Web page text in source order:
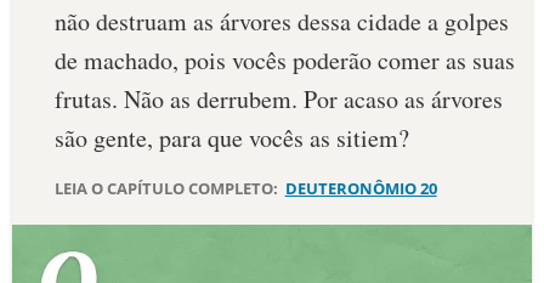
SALMO DO DIA
DEVOCIONAL DIÁRIO
não destruam as árvores dessa cidade a golpes
de machado, pois vocês poderão comer as suas
frutas. Não as derrubem. Por acaso as árvores
são gente, para que vocês as sitiem?
LEIA O CAPÍTULO COMPLETO: DEUTERONÔMIO 20